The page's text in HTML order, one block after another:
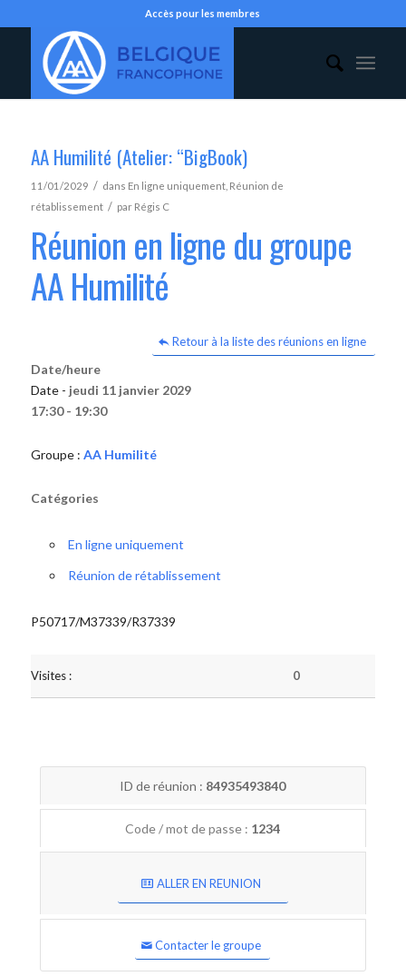
Accès pour les membres
AA Humilité (Atelier: “BigBook)
11/01/2029 / dans En ligne uniquement, Réunion de
rétablissement / par Régis C
Réunion en ligne du groupe
AA Humilité
Retour à la liste des réunions en ligne
Date/heure
Date - jeudi 11 janvier 2029
17:30 - 19:30
Groupe : AA Humilité
Catégories
En ligne uniquement
Réunion de rétablissement
P50717/M37339/R37339
Visites : 0
ID de réunion : 84935493840
Code / mot de passe : 1234
ALLER EN REUNION
Contacter le groupe